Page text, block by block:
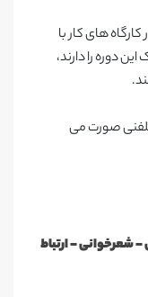
های کار با
دوره را دارند،
صورت می
شعرخوانی - ارتباط